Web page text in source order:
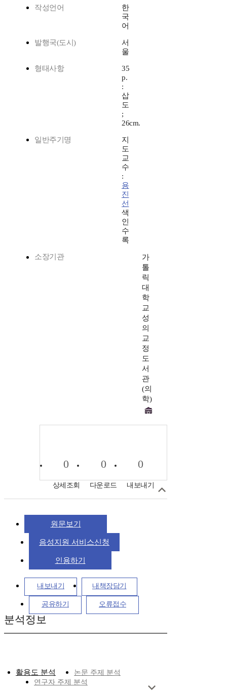
작성언어
한
국
어
발행국(도시)
서
울
형태사항
35
p.
:
삽
도
;
26cm.
일반주기명
지
도
교
수
:
용
진
선
색
인
수
록
소장기관
가
톨
릭
대
학
교
성
의
교
정
도
서
관
(의
학)
0
상세조회
0
다운로드
0
내보내기
원문보기
음성지원 서비스신청
인용하기
내보내기 내책장담기
공유하기 오류접수
분석정보
활용도 분석
논문 주제 분석
연구자 주제 분석